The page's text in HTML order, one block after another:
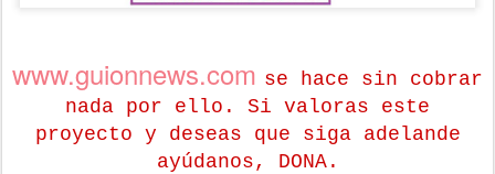
www.guionnews.com se hace sin cobrar
nada por ello. Si valoras este
proyecto y deseas que siga adelande
ayúdanos, DONA.